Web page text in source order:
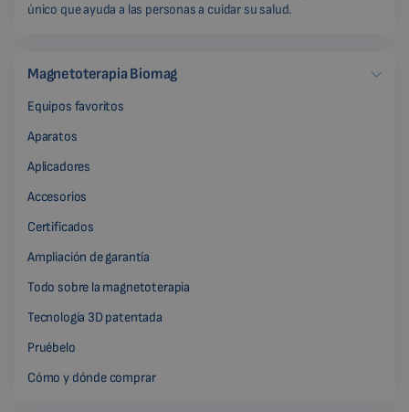
único que ayuda a las personas a cuidar su salud.
Magnetoterapia Biomag
Equipos favoritos
Aparatos
Aplicadores
Accesorios
Certificados
Ampliación de garantía
Todo sobre la magnetoterapia
Tecnología 3D patentada
Pruébelo
Cómo y dónde comprar